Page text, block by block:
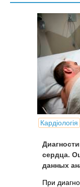
Кардіологія
сердца.
данных
При